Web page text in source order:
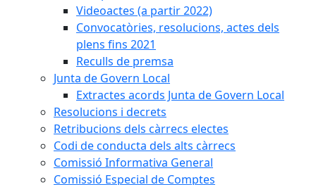
Videoactes (a partir 2022)
Convocatòries, resolucions, actes dels
plens fins 2021
Reculls de premsa
Junta de Govern Local
Extractes acords Junta de Govern Local
Resolucions i decrets
Retribucions dels càrrecs electes
Codi de conducta dels alts càrrecs
Comissió Informativa General
Comissió Especial de Comptes